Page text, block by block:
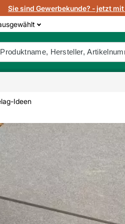
Sie sind Gewerbekunde? - jetzt
Ideen